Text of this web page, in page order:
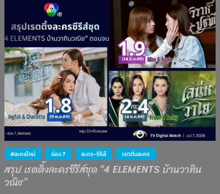
#ละครใหม่ ช่อง 7 ละคร-ซีรีส์ เรตติงละคร
สรุป เรตติ้งละครซีรีส์ชุด “4 ELEMENTS บ้านวาทิน
วณิช”